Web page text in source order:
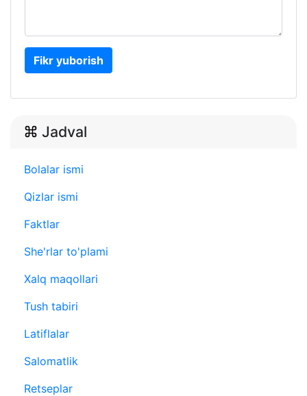
Fikr yuborish
Jadval
Bolalar ismi
Qizlar ismi
Faktlar
She'rlar to'plami
Xalq maqollari
Tush tabiri
Latiflalar
Salomatlik
Retseplar